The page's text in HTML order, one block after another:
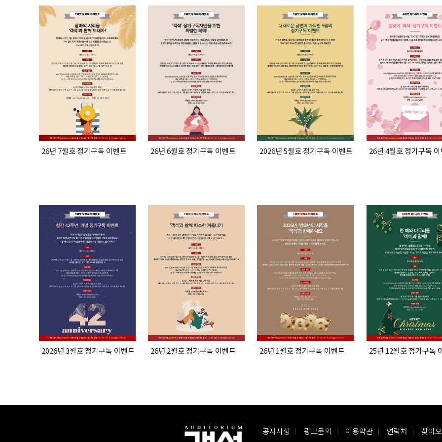
26년 7월호 정기구독 이벤트 26년 6월호 정기구독 이벤트 2026년 5월호 정기구독 이벤트 26년 4월호 정기구독
2026년 3월호 정기구독 이벤트 26년 2월호 정기구독 이벤트 26년 1월호 정기구독 이벤트 25년 12월호 정기구독
공지사항 광고문의 이용약관 연락처 찾아